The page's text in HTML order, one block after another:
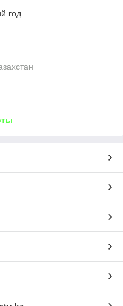
год